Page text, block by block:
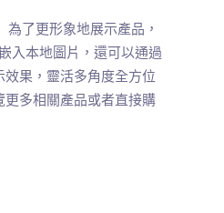
了更形象地展示產品，
入本地圖片，還可以通過
果，靈活多角度全方位
多相關產品或者直接購